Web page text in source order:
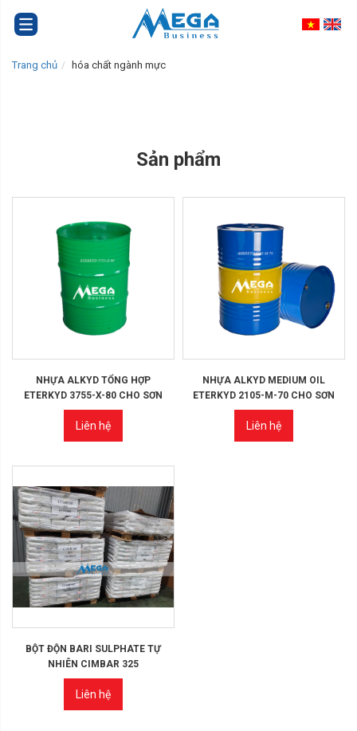
Trang chủ hóa chất ngành mực
Sản phẩm
NHỰA ALKYD TỔNG HỢP
ETERKYD 3755-X-80 CHO SƠN
Liên hệ
NHỰA ALKYD MEDIUM OIL
ETERKYD 2105-M-70 CHO SƠN
Liên hệ
BỘT ĐỘN BARI SULPHATE TỰ
NHIÊN CIMBAR 325
Liên hệ